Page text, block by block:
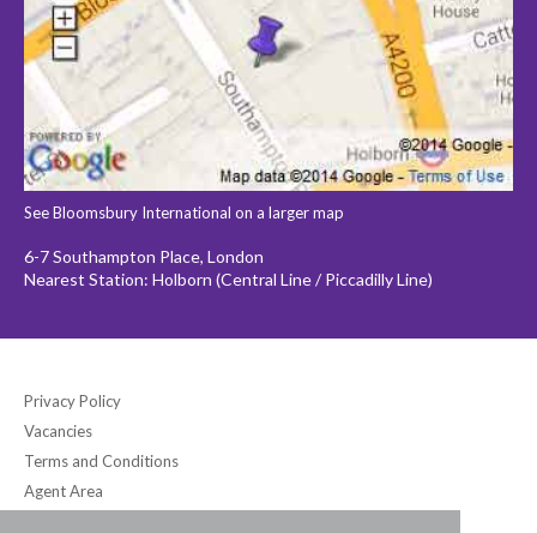
See Bloomsbury International on a larger map
6-7 Southampton Place, London
Nearest Station: Holborn (Central Line / Piccadilly Line)
Privacy Policy
Vacancies
Terms and Conditions
Agent Area